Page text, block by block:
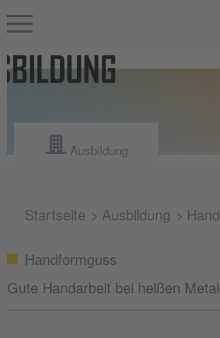
Ausbildung
Startseite Ausbildung
Handformguss
Gute Handarbeit bei heißen